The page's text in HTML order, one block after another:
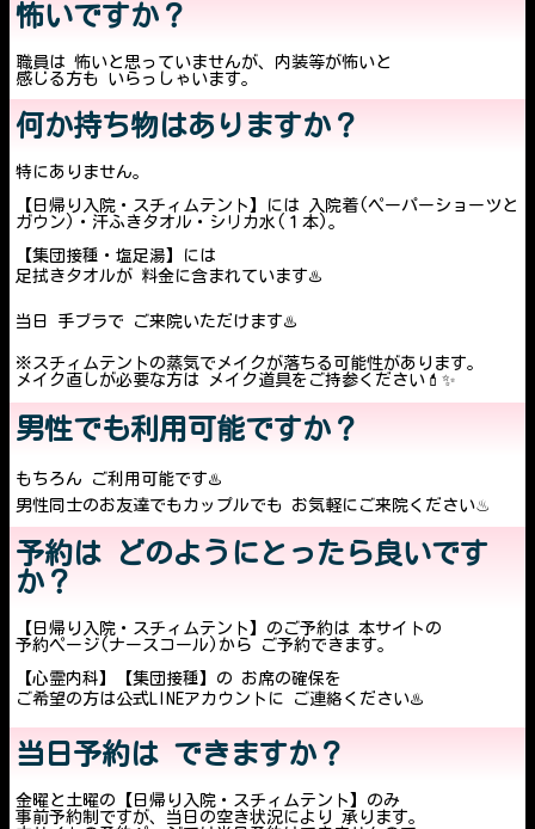
怖いですか？
職員は 怖いと思っていませんが、内装等が怖いと
感じる方も いらっしゃいます。
何か持ち物はありますか？
特にありません。
【日帰り入院・スチィムテント】には 入院着(ペーパーショーツと
ガウン)・汗ふきタオル・シリカ水(１本)。
【集団接種・塩足湯】には
足拭きタオルが 料金に含まれています♨️
当日 手ブラで ご来院いただけます♨️
※スチィムテントの蒸気でメイクが落ちる可能性があります。
メイク直しが必要な方は メイク道具をご持参ください💄✨
男性でも利用可能ですか？
もちろん ご利用可能です♨️
男性同士のお友達でもカップルでも お気軽にご来院ください♨︎
予約は どのようにとったら良いです
か？
【日帰り入院・スチィムテント】のご予約は 本サイトの
予約ページ(ナースコール)から ご予約できます。
【心霊内科】【集団接種】の お席の確保を
ご希望の方は公式LINEアカウントに ご連絡ください♨️
当日予約は できますか？
金曜と土曜の【日帰り入院・スチィムテント】のみ
事前予約制ですが、当日の空き状況により 承ります。